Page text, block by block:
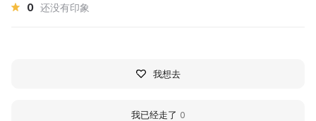
0 还没有印象
我想去
我已经走了 0